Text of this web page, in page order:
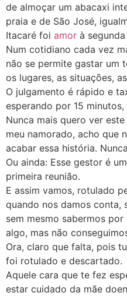
de almoçar um abacaxi
praia e de São José,
Itacaré foi amor à
Num cotidiano cada vez
não se permite gastar um
os lugares, as situações,
O julgamento é rápido e
esperando por 15
Nunca mais quero ver
meu namorado, acho que
acabar essa história.
Ou ainda: Esse gestor é
primeira reunião.
E assim vamos, rotulado
quando nos damos conta,
sem mesmo sabermos
algo, mas não
Ora, claro que falta, pois
foi rotulado e descartado.
Aquele cara que te fez
estar cuidado da mãe